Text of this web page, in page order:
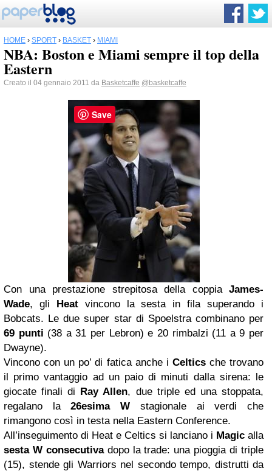
HOME › SPORT › BASKET › MIAMI
NBA: Boston e Miami sempre il top della
Eastern
Creato il 04 gennaio 2011 da Basketcaffe @basketcaffe
Con una prestazione strepitosa della coppia James-
Wade, gli Heatvincono la sesta in fila superando i
Bobcats. Le due super star di Spoelstra combinano per
69 punti (38 a 31 per Lebron) e 20 rimbalzi (11 a 9 per
Dwayne).
Vincono con un po’ di fatica anche i Celticsche trovano
il primo vantaggio ad un paio di minuti dalla sirena: le
giocate finali di Ray Allen, due triple ed una stoppata,
regalano la26esima W stagionale ai verdi che
rimangono così in testa nella Eastern Conference.
All’inseguimento di Heat e Celtics si lanciano i Magic alla
sesta W consecutivadopo la trade: una pioggia di triple
(15), stende gli Warriors nel secondo tempo, distrutti da
Save